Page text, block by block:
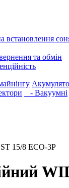
встановлення
та обмін
- Вакуумні
15/8 ECO-3P